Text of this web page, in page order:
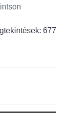
677